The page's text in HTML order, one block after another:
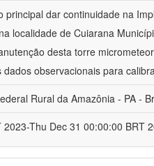
principal dar continuidade na
localidade de Cuiarana
desta torre
observacionais para
Rural da Amazônia - PA -
Thu Dec 31 00:00:00 BRT